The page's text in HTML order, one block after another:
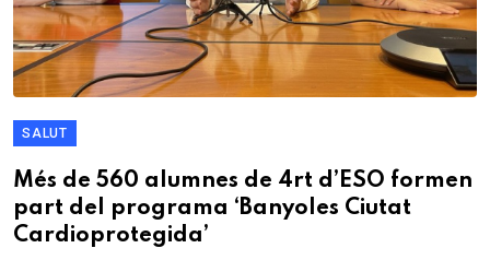
SALUT
Més de 560 alumnes de 4rt d’ESO formen
part del programa ‘Banyoles Ciutat
Cardioprotegida’